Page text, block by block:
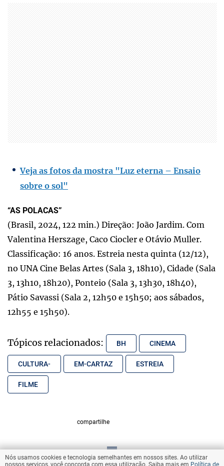
Veja as fotos da mostra "Luz eterna – Ensaio
sobre o sol"
“AS POLACAS”
(Brasil, 2024, 122 min.) Direção: João Jardim. Com
Valentina Herszage, Caco Ciocler e Otávio Muller.
Classificação: 16 anos. Estreia nesta quinta (12/12),
no UNA Cine Belas Artes (Sala 3, 18h10), Cidade (Sala
3, 13h10, 18h20), Ponteio (Sala 3, 13h30, 18h40),
Pátio Savassi (Sala 2, 12h50 e 15h50; aos sábados,
12h55 e 15h50).
Tópicos relacionados: BH CINEMA
CULTURA- EM-CARTAZ ESTREIA
FILME
compartilhe
VOLTAR AO TOPO
Nós usamos cookies e tecnologia semelhantes em nossos sites. Ao utilizar
nossos serviços, você concorda com essa utilização. Saiba mais em Política de